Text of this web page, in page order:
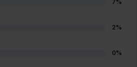
7%
2%
0%